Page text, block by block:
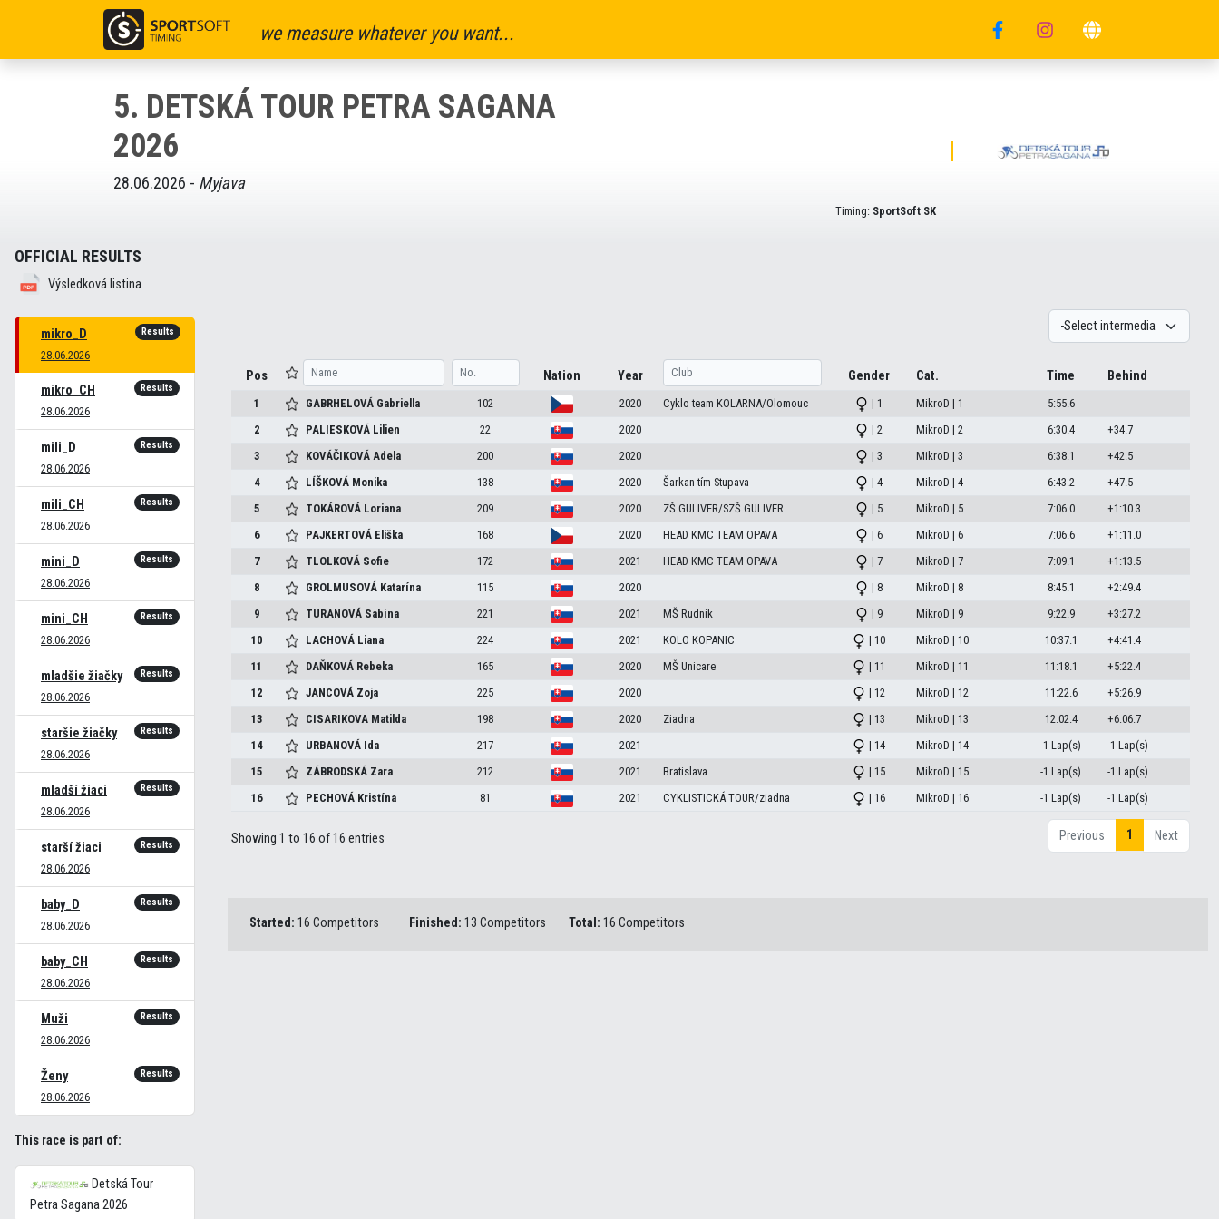
we measure whatever you want...
5. DETSKÁ TOUR PETRA SAGANA
2026
28.06.2026 - Myjava
Timing: SportSoft SK
OFFICIAL RESULTS
Výsledková listina
mikro_D
28.06.2026
Results
mikro_CH
28.06.2026
Results
mili_D
28.06.2026
Results
mili_CH
28.06.2026
Results
mini_D
28.06.2026
Results
mini_CH
28.06.2026
Results
mladšie žiačky
28.06.2026
Results
staršie žiačky
28.06.2026
Results
mladší žiaci
28.06.2026
Results
starší žiaci
28.06.2026
Results
baby_D
28.06.2026
Results
baby_CH
28.06.2026
Results
Muži
28.06.2026
Results
Ženy
28.06.2026
Results
This race is part of:
Detská Tour
Petra Sagana 2026
Pos Nation Year Gender Cat. Time Behind
1 GABRHELOVÁ Gabriella 102 2020 Cyklo team KOLARNA/Olomouc | 1 MikroD | 1
5:55.6
2
PALIESKOVÁ Lilien 22 2020 | 2 MikroD | 2 6:30.4
+34.7
3
KOVÁČIKOVÁAdela 200 2020 | 3 MikroD | 3 6:38.1
+42.5
4
LÍŠKOVÁ Monika 138 2020 Šarkan tím Stupava | 4 MikroD | 4 6:43.2
+47.5
5
TOKÁROVÁ Loriana 209 2020 ZŠ GULIVER/SZŠ GULIVER | 5 MikroD | 5 7:06.0
+1:10.3
6
PAJKERTOVÁ Eliška 168 2020 HEAD KMC TEAM OPAVA | 6 MikroD | 6 7:06.6
+1:11.0
7
TLOLKOVÁ Sofie 172 2021 HEAD KMC TEAM OPAVA | 7 MikroD | 7 7:09.1
+1:13.5
8
GROLMUSOVÁ Katarína 115 2020 | 8 MikroD | 8 8:45.1
+2:49.4
9
TURANOVÁ Sabína 221 2021 MŠ Rudník | 9 MikroD | 9 9:22.9
+3:27.2
10
LACHOVÁ Liana 224 2021 KOLO KOPANIC | 10 MikroD | 10 10:37.1
+4:41.4
11
DAŇKOVÁ Rebeka 165 2020 MŠ Unicare | 11 MikroD | 11 11:18.1
+5:22.4
12
JANCOVÁ Zoja 225 2020 | 12 MikroD | 12 11:22.6
+5:26.9
13
CISARIKOVA Matilda 198 2020 Ziadna | 13 MikroD | 13 12:02.4
+6:06.7
14
URBANOVÁ Ida 217 2021 | 14 MikroD | 14 -1 Lap(s)
-1 Lap(s)
15
ZÁBRODSKÁ Zara 212 2021 Bratislava | 15 MikroD | 15 -1 Lap(s)
-1 Lap(s)
16
PECHOVÁ Kristína 81 2021 CYKLISTICKÁ TOUR/ziadna | 16 MikroD | 16 -1 Lap(s) -1 Lap(s)
Showing 1 to 16 of 16 entries Previous 1 Next
Started: 16 Competitors Finished: 13 Competitors Total:16 Competitors